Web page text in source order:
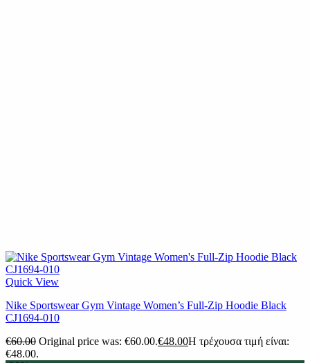
Quick View
Nike Sportswear Gym Vintage Women’s Full-Zip Hoodie Black
CJ1694-010
€60.00 Original price was: €60.00.€48.00Η τρέχουσα τιμή είναι:
€48.00.